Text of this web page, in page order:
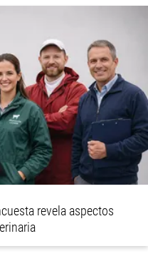
revela aspectos